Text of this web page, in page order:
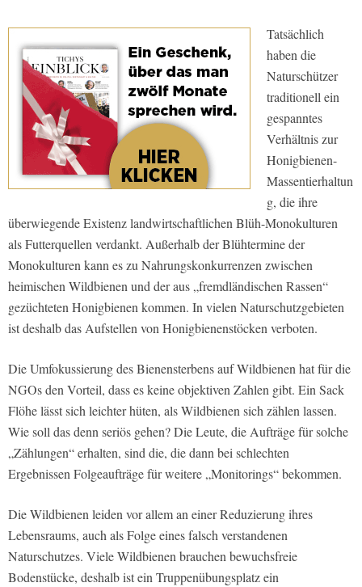
Tatsächlich
haben die
Naturschützer
traditionell ein
gespanntes
Verhältnis zur
Honigbienen-
Massentierhaltun
g, die ihre
überwiegende Existenz landwirtschaftlichen Blüh-Monokulturen
als Futterquellen verdankt. Außerhalb der Blühtermine der
Monokulturen kann es zu Nahrungskonkurrenzen zwischen
heimischen Wildbienen und der aus „fremdländischen Rassen“
gezüchteten Honigbienen kommen. In vielen Naturschutzgebieten
ist deshalb das Aufstellen von Honigbienenstöcken verboten.
Die Umfokussierung des Bienensterbens auf Wildbienen hat für die
NGOs den Vorteil, dass es keine objektiven Zahlen gibt. Ein Sack
Flöhe lässt sich leichter hüten, als Wildbienen sich zählen lassen.
Wie soll das denn seriös gehen? Die Leute, die Aufträge für solche
„Zählungen“ erhalten, sind die, die dann bei schlechten
Ergebnissen Folgeaufträge für weitere „Monitorings“ bekommen.
Die Wildbienen leiden vor allem an einer Reduzierung ihres
Lebensraums, auch als Folge eines falsch verstandenen
Naturschutzes. Viele Wildbienen brauchen bewuchsfreie
Bodenstücke, deshalb ist ein Truppenübungsplatz ein